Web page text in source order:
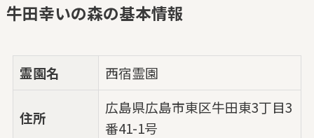
牛田幸いの森の基本情報
霊園名 西宿霊園
住所
広島県広島市東区牛田東3丁目3
番41-1号